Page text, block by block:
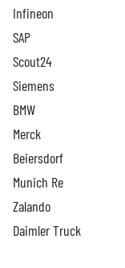
Infineon
SAP
Scout24
Siemens
BMW
Merck
Beiersdorf
Munich Re
Zalando
Daimler Truck